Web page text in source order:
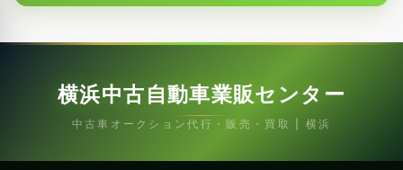
横浜中古自動車業販センター
中古車オークション代行・販売・買取 | 横浜